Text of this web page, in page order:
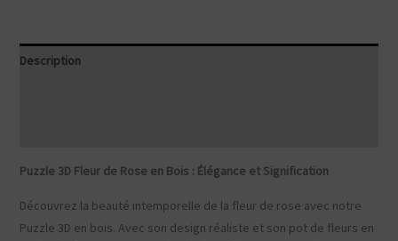
Description
Puzzle 3D Fleur de Rose en Bois : Élégance et Signification
Découvrez la beauté intemporelle de la fleur de rose avec notre
Puzzle 3D en bois. Avec son design réaliste et son pot de fleurs en